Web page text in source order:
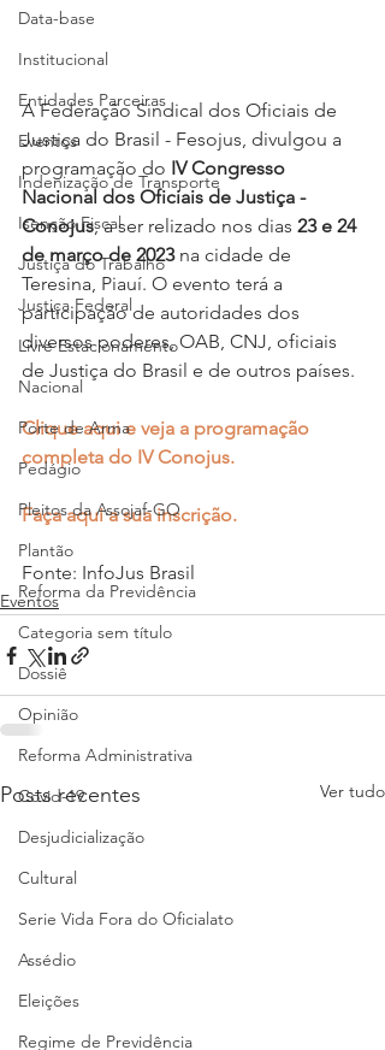
Data-base
Institucional
Entidades Parceiras
Eventos
Indenização de Transporte
Isenção Fiscal
Justiça do Trabalho
Justiça Federal
Livre Estacionamento
Nacional
Porte de Arma
Pedágio
Pleitos da Assojaf-GO
Plantão
Reforma da Previdência
Categoria sem título
Dossiê
Opinião
Reforma Administrativa
Covid-19
Desjudicialização
Cultural
Serie Vida Fora do Oficialato
Assédio
Eleições
Regime de Previdência
A Federação Sindical dos Oficiais de
Justiça do Brasil - Fesojus, divulgou a
programação do IV Congresso
Nacional dos Oficiais de Justiça -
Conojus, a ser relizado nos dias 23 e 24
de março de 2023 na cidade de
Teresina, Piauí. O evento terá a
participação de autoridades dos
diversos poderes, OAB, CNJ, oficiais
de Justiça do Brasil e de outros países.
Clique aqui e veja a programação
completa do IV Conojus.
Faça aqui a sua inscrição.
Fonte: InfoJus Brasil
Eventos
Posts recentes Ver tudo